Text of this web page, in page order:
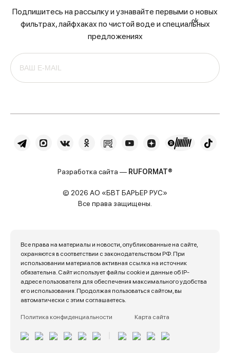
Подпишитесь на рассылку и узнавайте первыми о новых
фильтрах, лайфхаках по чистой воде и специальных
предложениях
ok
Разработка сайта — RUFORMAT®
© 2026 АО «БВТ БАРЬЕР РУС»
Все права защищены.
Все права на материалы и новости, опубликованные на сайте,
охраняются в соответствии с законодательством РФ. При
использовании материалов активная ссылка на источник
обязательна. Сайт использует файлы cookie и данные об IP-
адресе пользователя для обеспечения максимального удобства
его использования. Продолжая пользоваться сайтом, вы
автоматически с этим соглашаетесь.
Политика конфиденциальности Карта сайта